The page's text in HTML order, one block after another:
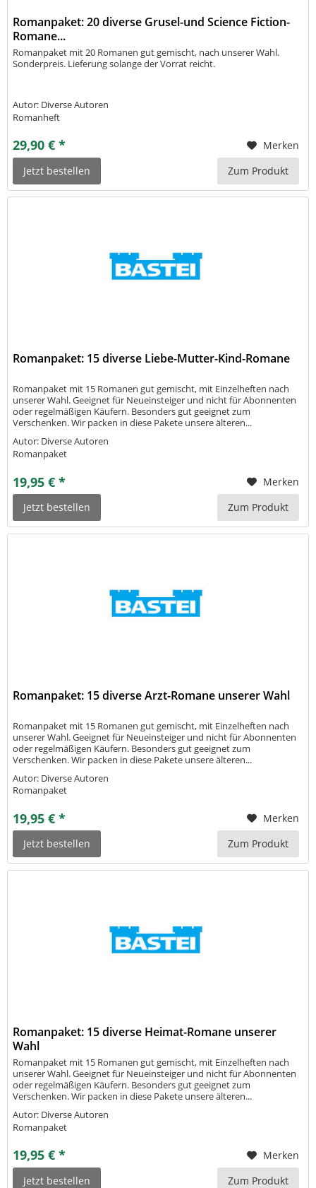
Romanpaket: 20 diverse Grusel-und Science Fiction-
Romane...
Romanpaket mit 20 Romanen gut gemischt, nach unserer Wahl.
Sonderpreis. Lieferung solange der Vorrat reicht.
Autor: Diverse Autoren
Romanheft
29,90 € *
Merken
Jetzt bestellen
Zum Produkt
Romanpaket: 15 diverse Liebe-Mutter-Kind-Romane
Romanpaket mit 15 Romanen gut gemischt, mit Einzelheften nach
unserer Wahl. Geeignet für Neueinsteiger und nicht für Abonnenten
oder regelmäßigen Käufern. Besonders gut geeignet zum
Verschenken. Wir packen in diese Pakete unsere älteren...
Autor: Diverse Autoren
Romanpaket
19,95 € *
Merken
Jetzt bestellen
Zum Produkt
Romanpaket: 15 diverse Arzt-Romane unserer Wahl
Romanpaket mit 15 Romanen gut gemischt, mit Einzelheften nach
unserer Wahl. Geeignet für Neueinsteiger und nicht für Abonnenten
oder regelmäßigen Käufern. Besonders gut geeignet zum
Verschenken. Wir packen in diese Pakete unsere älteren...
Autor: Diverse Autoren
Romanpaket
19,95 € *
Merken
Jetzt bestellen
Zum Produkt
Romanpaket: 15 diverse Heimat-Romane unserer
Wahl
Romanpaket mit 15 Romanen gut gemischt, mit Einzelheften nach
unserer Wahl. Geeignet für Neueinsteiger und nicht für Abonnenten
oder regelmäßigen Käufern. Besonders gut geeignet zum
Verschenken. Wir packen in diese Pakete unsere älteren...
Autor: Diverse Autoren
Romanpaket
19,95 € *
Merken
Jetzt bestellen
Zum Produkt